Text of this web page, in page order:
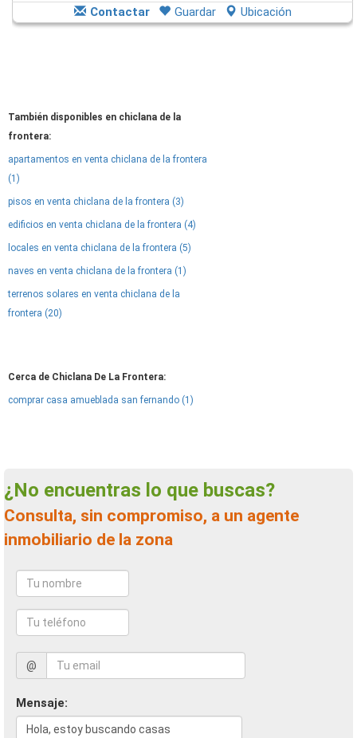
Contactar Guardar Ubicación
También disponibles en chiclana de la
frontera:
apartamentos en venta chiclana de la frontera
(1)
pisos en venta chiclana de la frontera (3)
edificios en venta chiclana de la frontera (4)
locales en venta chiclana de la frontera (5)
naves en venta chiclana de la frontera (1)
terrenos solares en venta chiclana de la
frontera (20)
Cerca de Chiclana De La Frontera:
comprar casa amueblada san fernando (1)
¿No encuentras lo que buscas?
Consulta, sin compromiso, a un agente
inmobiliario de la zona
@
Mensaje: